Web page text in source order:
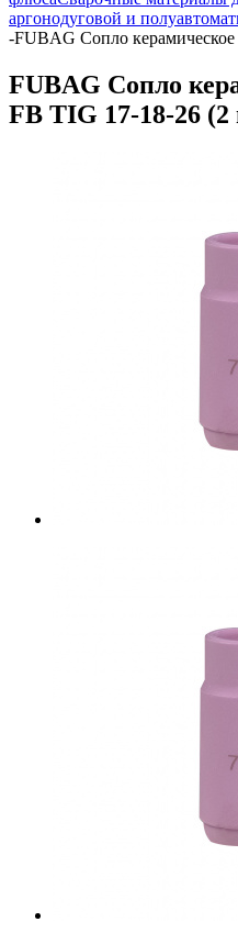
аргонодуговой и
-FUBAG Сопло
FUBAG Сопло
FB TIG 17-18-26 (2